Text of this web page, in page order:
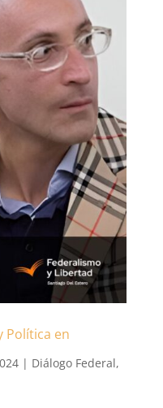
Política en
| Diálogo Federal,